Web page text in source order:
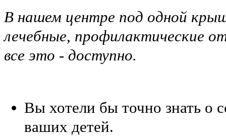
В нашем центре под одной
лечебные, профилактические
все это - доступно.
Вы хотели бы точно знать о
ваших детей.